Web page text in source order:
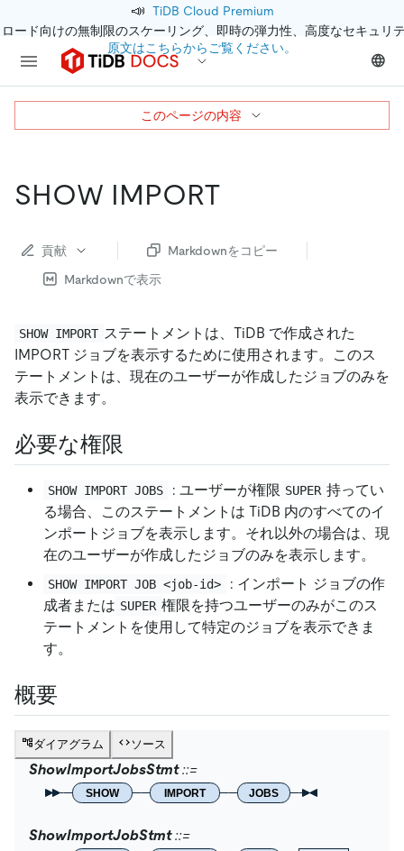
📣 TiDB Cloud Premium
ード向けの無制限のスケーリング、即時の弾力性、高度なセキュリ
原文はこちらからご覧ください。
SHOW IMPORT
貢献
Markdownをコピー
Markdownで表示
SHOW IMPORT ステートメントは、TiDB で作成された
IMPORT ジョブを表示するために使用されます。このス
テートメントは、現在のユーザーが作成したジョブのみを
表示できます。
必要な権限
SHOW IMPORT JOBS : ユーザーが権限 SUPER 持ってい
る場合、このステートメントは TiDB 内のすべてのイ
ンポートジョブを表示します。それ以外の場合は、現
在のユーザーが作成したジョブのみを表示します。
SHOW IMPORT JOB <job-id>
: インポート ジョブの作
成者または SUPER 権限を持つユーザーのみがこのス
テートメントを使用して特定のジョブを表示できま
す。
概要
ダイアグラム ソース
ShowImportJobsStmt
SHOW IMPORT JOBS
ShowImportJobStmt
このページの内容